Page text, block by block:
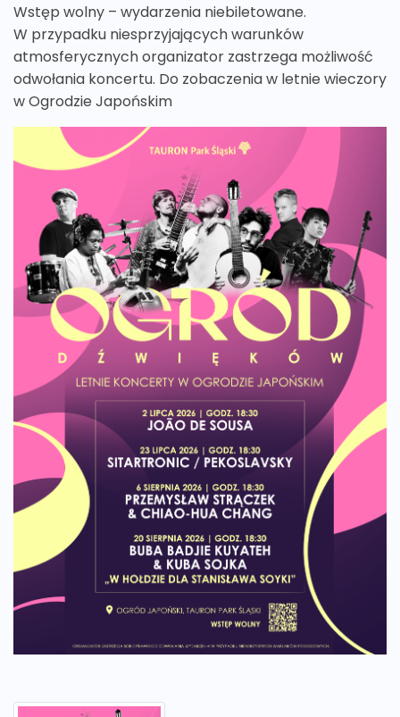
Wstęp wolny – wydarzenia niebiletowane.
W przypadku niesprzyjających warunków
atmosferycznych organizator zastrzega możliwość
odwołania koncertu. Do zobaczenia w letnie wieczory
w Ogrodzie Japońskim